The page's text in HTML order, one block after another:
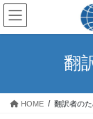
コ
ン
テ
ス
ナ
ビ
ゲ
ン
翻
HOME 翻訳者の